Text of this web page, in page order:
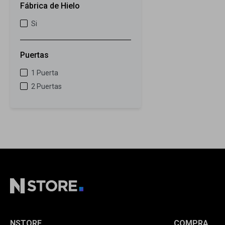
Fábrica de Hielo
Si
Puertas
1 Puerta
2 Puertas